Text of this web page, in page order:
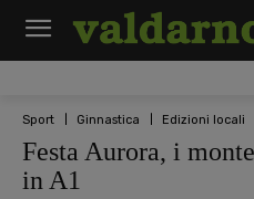
Sport Ginnastica Edizioni locali
Festa Aurora, i
in A1